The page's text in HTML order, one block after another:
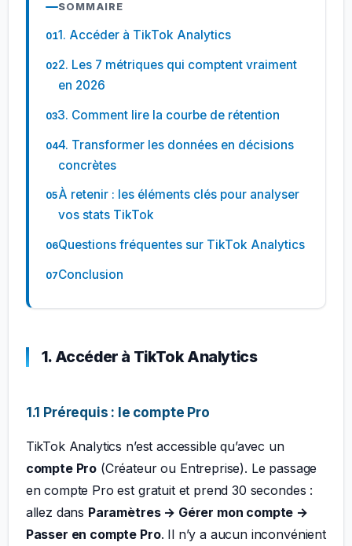
SOMMAIRE
1. Accéder à TikTok Analytics
2. Les 7 métriques qui comptent vraiment
en 2026
3. Comment lire la courbe de rétention
4. Transformer les données en décisions
concrètes
À retenir : les éléments clés pour analyser
vos stats TikTok
Questions fréquentes sur TikTok Analytics
Conclusion
1. Accéder à TikTok Analytics
1.1 Prérequis : le compte Pro
TikTok Analytics n’est accessible qu’avec un
compte Pro (Créateur ou Entreprise). Le passage
en compte Pro est gratuit et prend 30 secondes :
allez dans Paramètres → Gérer mon compte →
Passer en compte Pro. Il n’y a aucun inconvénient